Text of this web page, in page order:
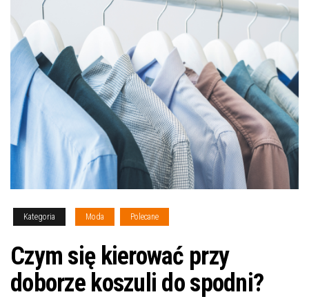
Kategoria Moda Polecane
Czym się kierować przy
doborze koszuli do spodni?